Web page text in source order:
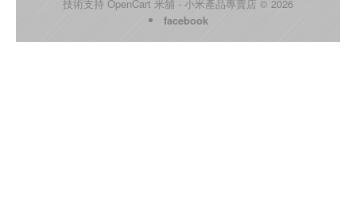
技術支持 OpenCart 米舖 - 小米產品專賣店 © 2026
facebook